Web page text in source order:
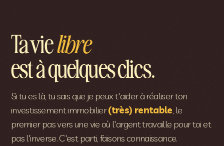
Ta vielibre
est à quelques clics.
Si tu es là, tu sais que je peux t'aider à réaliser ton
investissement immobilier(très) rentable, le
premier pas vers une vie où l'argent travaille pour toi et
pas l'inverse. C'est parti, faisons connaissance.